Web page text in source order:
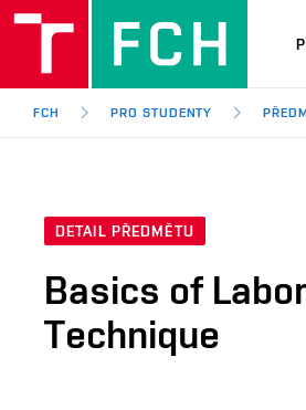
FCH PRO STUDENTY
DETAIL PŘEDMĚTU
Basics of
Technique